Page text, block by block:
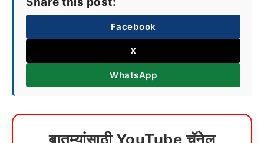
Facebook
X
WhatsApp
बातम्यांसाठी YouTube चॅनेल